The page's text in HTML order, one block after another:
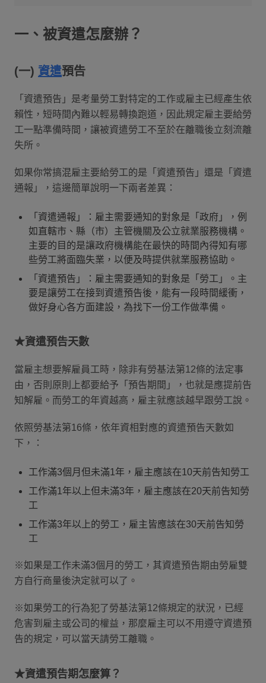
一、被資遣怎麼辦？
(一) 資遣預告
「資遣預告」是考量勞工對特定的工作或雇主已經產生依
賴性，短時間內難以輕易轉換跑道，因此規定雇主要給勞
工一點準備時間，讓被資遣勞工不至於在離職後立刻流離
失所。
如果你常搞混雇主要給勞工的是「資遣預告」還是「資遣
通報」，這邊簡單說明一下兩者差異：
「資遣通報」：雇主需要通知的對象是「政府」，例
如直轄市、縣（市）主管機關及公立就業服務機構。
主要的目的是讓政府機構能在最快的時間內得知有哪
些勞工將面臨失業，以便及時提供就業服務協助。
「資遣預告」：雇主需要通知的對象是「勞工」。主
要是讓勞工在接到資遣預告後，能有一段時間緩衝，
做好身心各方面建設，為找下一份工作做準備。
★資遣預告天數
當雇主想要解雇員工時，除非有勞基法第12條的法定事
由，否則原則上都要給予「預告期間」，也就是應提前告
知解雇。而勞工的年資越高，雇主就應該越早跟勞工說。
依照勞基法第16條，依年資相對應的資遣預告天數如
下，：
工作滿3個月但未滿1年，雇主應該在10天前告知勞工
工作滿1年以上但未滿3年，雇主應該在20天前告知勞
工
工作滿3年以上的勞工，雇主皆應該在30天前告知勞
工
※如果是工作未滿3個月的勞工，其資遣預告期由勞雇雙
方自行商量後決定就可以了。
※如果勞工的行為犯了勞基法第12條規定的狀況，已經
危害到雇主或公司的權益，那麼雇主可以不用遵守資遣預
告的規定，可以當天請勞工離職。
★資遣預告期怎麼算？